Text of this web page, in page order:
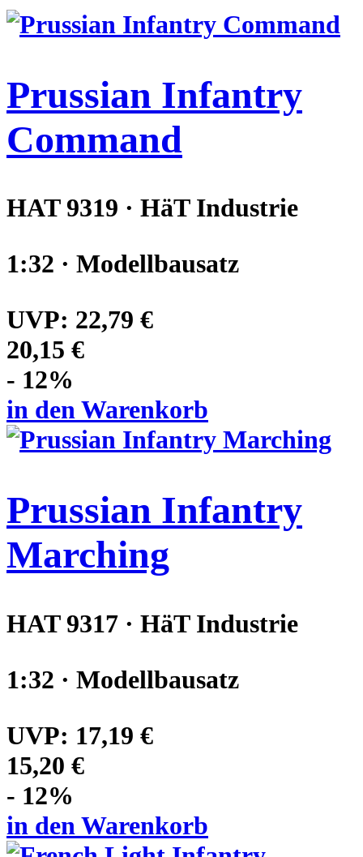
Prussian Infantry
Command
HAT 9319 · HäT Industrie
1:32 · Modellbausatz
UVP: 22,79 €
20,15 €
- 12%
in den Warenkorb
Prussian Infantry
Marching
HAT 9317 · HäT Industrie
1:32 · Modellbausatz
UVP: 17,19 €
15,20 €
- 12%
in den Warenkorb